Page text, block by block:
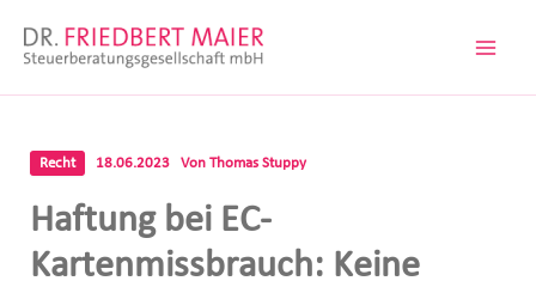
Inhalt
Recht 18.06.2023 Von Thomas Stuppy
Haftung bei EC-
Kartenmissbrauch: Keine